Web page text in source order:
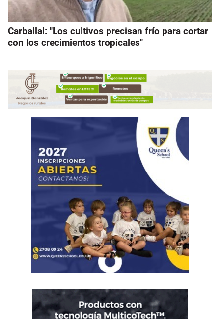
Carballal: "Los cultivos precisan frío para cortar
con los crecimientos tropicales"